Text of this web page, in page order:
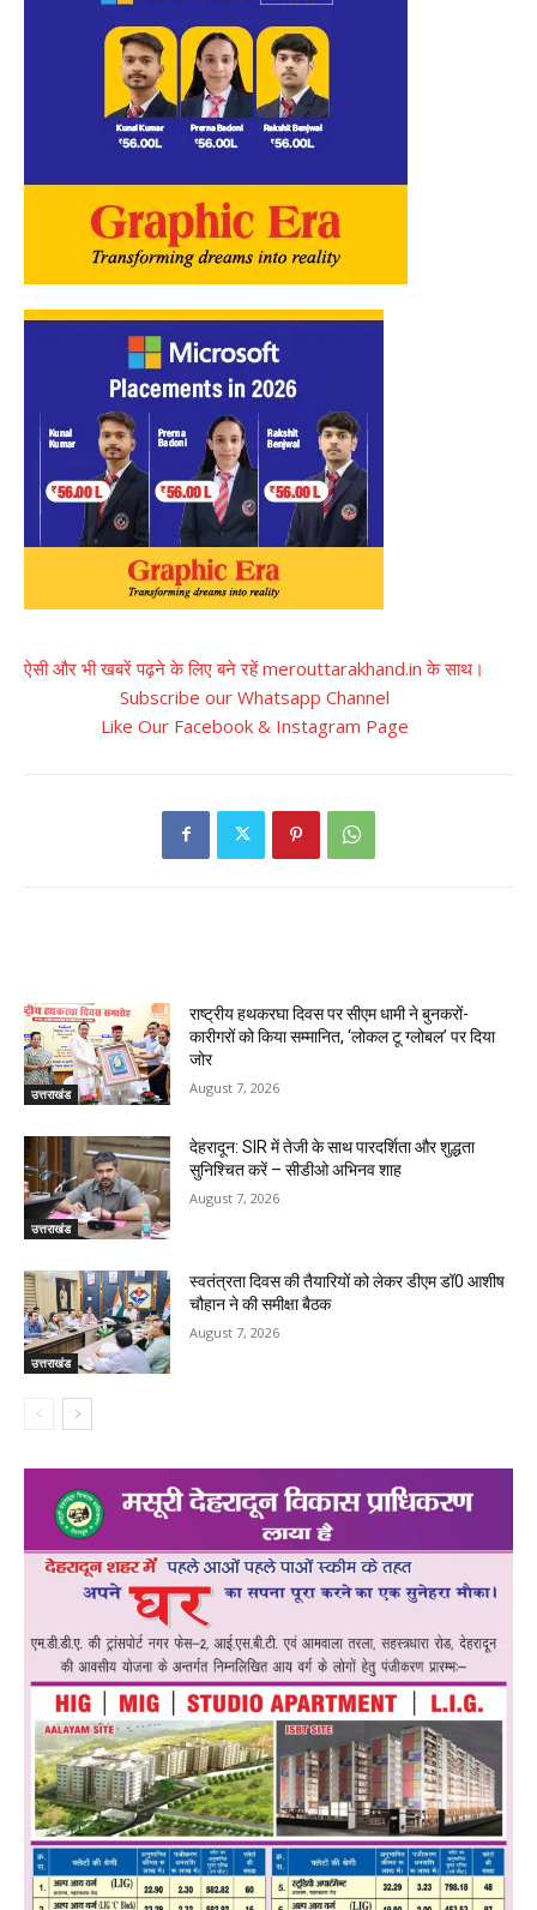
ऐसी और भी खबरें पढ़ने के लिए बने रहें merouttarakhand.in के साथ।
Subscribe our Whatsapp Channel
Like Our Facebook & Instagram Page
उत्तराखंड
राष्ट्रीय हथकरघा दिवस पर सीएम धामी ने बुनकरों-
कारीगरों को किया सम्मानित, ‘लोकल टू ग्लोबल’ पर दिया
जोर
August 7, 2026
उत्तराखंड
देहरादून: SIR में तेजी के साथ पारदर्शिता और शुद्धता
सुनिश्चित करें – सीडीओ अभिनव शाह
August 7, 2026
उत्तराखंड
स्वतंत्रता दिवस की तैयारियों को लेकर डीएम डॉ0 आशीष
चौहान ने की समीक्षा बैठक
August 7, 2026